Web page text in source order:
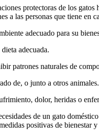
protectoras de los gatos
a las personas que tiene en
adecuado para su
adecuada.
patrones naturales de
de, o junto a otros animales.
dolor, heridas o
de un gato
positivas de bienestar